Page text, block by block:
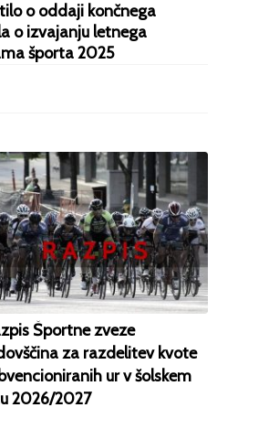
o oddaji končnega
o izvajanju letnega
športa 2025
Športne zveze
za razdelitev kvote
ur v šolskem
2026/2027